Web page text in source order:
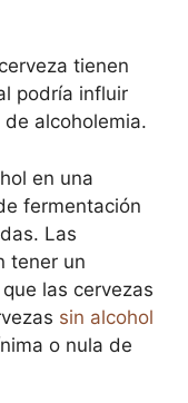
tienen
podría influir
alcoholemia.
en una
fermentación
Las
tener un
las cervezas
sin alcohol
o nula de